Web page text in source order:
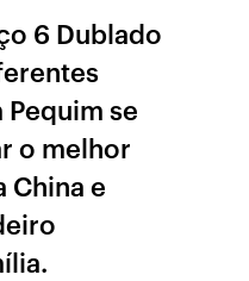
6 Dublado
se
o melhor
China e